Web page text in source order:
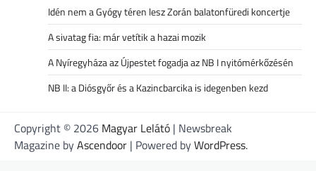
Idén nem a Gyógy téren lesz Zorán balatonfüredi koncertje
A sivatag fia: már vetítik a hazai mozik
A Nyíregyháza az Újpestet fogadja az NB I nyitómérkőzésén
NB II: a Diósgyőr és a Kazincbarcika is idegenben kezd
Copyright © 2026 Magyar Lelátó | Newsbreak
Magazine byAscendoor | Powered byWordPress.